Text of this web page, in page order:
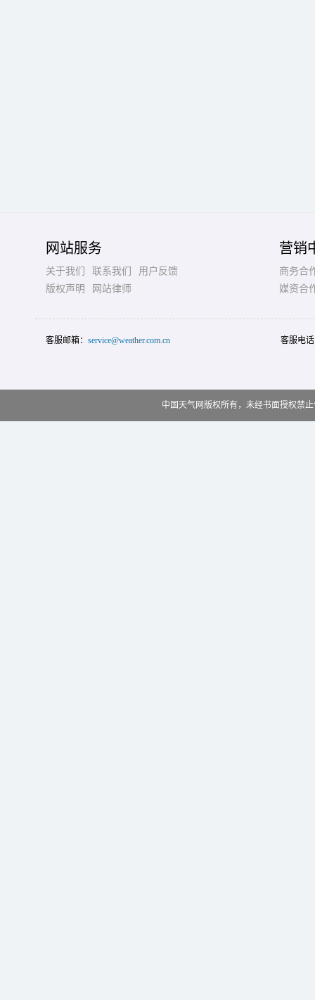
网站服务
关于我们 联系我们
用户反馈
版权声明
网站律师
营销
商务合
媒资合
客服邮箱： service@weather.com.cn 客服电
中国天气网版权所有，未经书面授权